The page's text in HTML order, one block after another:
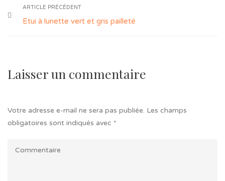
ARTICLE PRÉCÉDENT
Etui à lunette vert et gris pailleté
Laisser un commentaire
Votre adresse e-mail ne sera pas publiée. Les champs
obligatoires sont indiqués avec *